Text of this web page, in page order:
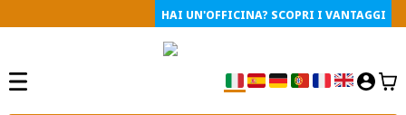
HAI UN'OFFICINA? SCOPRI I VANTAGGI